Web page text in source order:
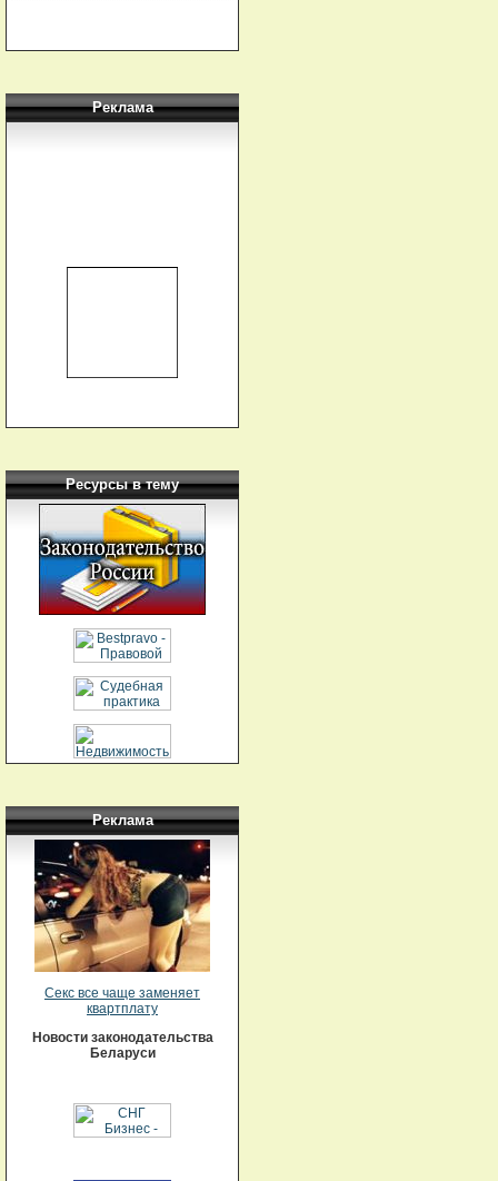
Реклама
Ресурсы в тему
Реклама
Секс все чаще заменяет
квартплату
Новости законодательства
Беларуси